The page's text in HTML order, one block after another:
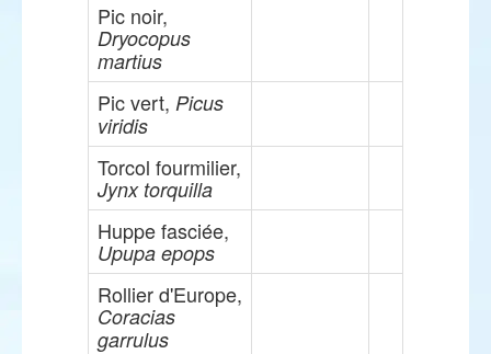
Pic noir,
Dryocopus
martius
Pic vert, Picus
viridis
Torcol fourmilier,
Jynx torquilla
Huppe fasciée,
Upupa epops
Rollier d'Europe,
Coracias
garrulus